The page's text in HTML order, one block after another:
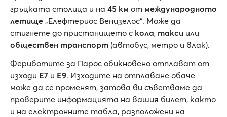
гръцката столица и на 45 км от международното
летище „Елефтериос Венизелос“. Може да
стигнете до пристанището с кола, такси или
обществен транспорт (автобус, метро и влак).
Фериботите за Парос обикновено отплават от
изходи E7 и E9. Изходите на отплаване обаче
може да се променят, затова ви съветваме да
проверите информацията на вашия билет, както
и на електронните табла, разположени на